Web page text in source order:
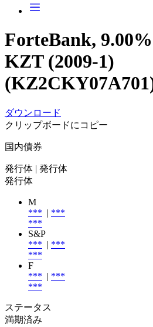
ForteBank, 9.00%
KZT (2009-1)
ダウンロード
クリップボードにコピー
国内債券
発行体 | 発行体
発行体
M
*** | ***
***
S&P
*** | ***
***
F
*** | ***
***
ステータス
満期済み